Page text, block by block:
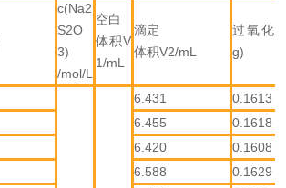
c(Na2
S2O
3)
/mol/L
空白
体积V
1/mL
滴定
体积V2/mL
过氧化
g)
6.431
0.1613
6.455
0.1618
6.420
0.1608
6.588
0.1629